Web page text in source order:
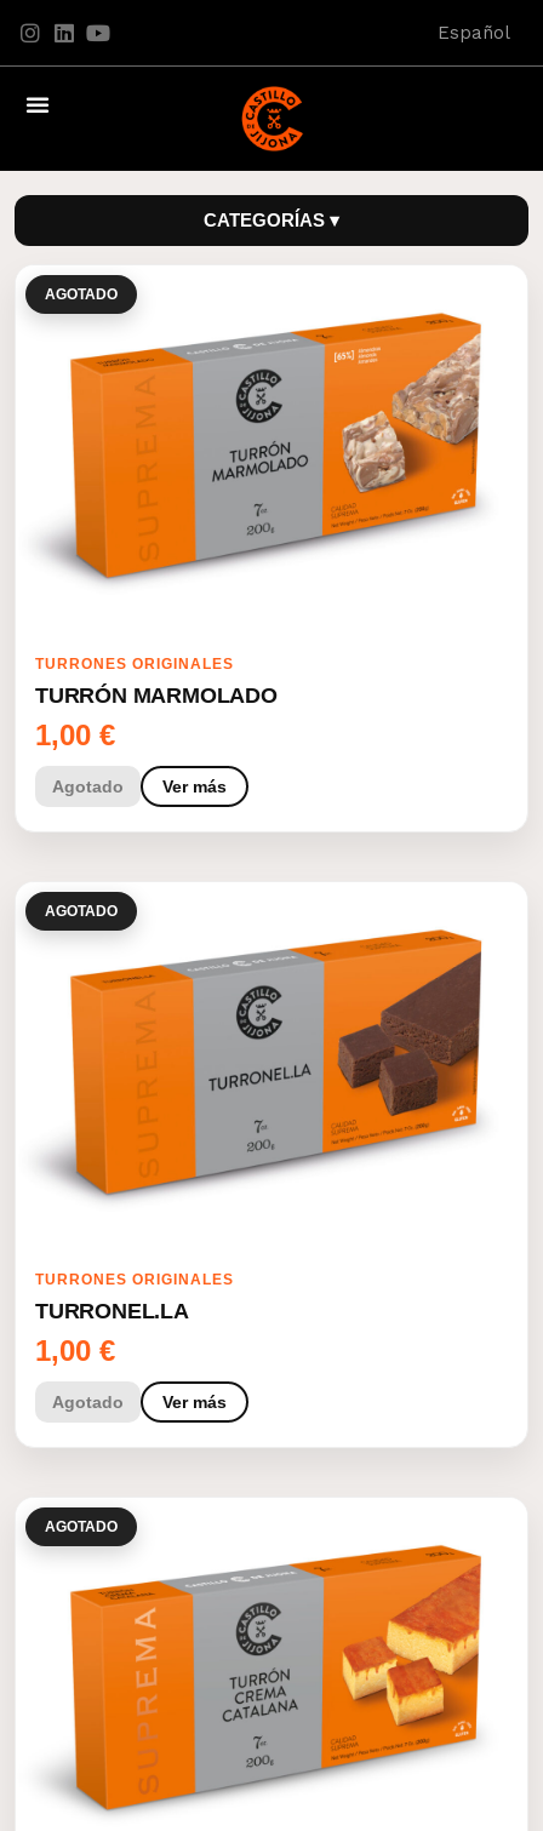
Español
CATEGORÍAS ▾
AGOTADO
TURRONES ORIGINALES
TURRÓN MARMOLADO
1,00 €
Agotado Ver más
AGOTADO
TURRONES ORIGINALES
TURRONEL.LA
1,00 €
Agotado Ver más
AGOTADO